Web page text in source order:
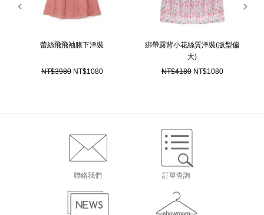
蕾絲飛飛袖膝下洋裝
NT$3980 NT$1080
綁帶露背小花絲質洋裝(版型偏
大)
NT$4180 NT$1080
聯絡我們 訂單查詢